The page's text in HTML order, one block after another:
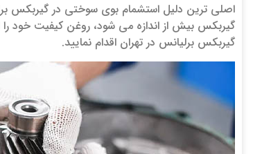
اصلی ترین دلیل استشمام بوی سوختی در گیربکس
گیربکس بیش از اندازه می شود، روغن کیفیت خود
گیربکس برلیانس در تهران اقدام نمایید.